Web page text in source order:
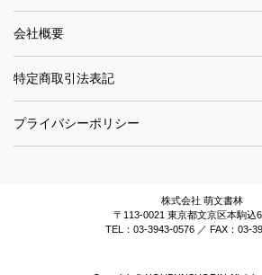
会社概要
特定商取引法表記
プライバシーポリシー
株式会社 萌文書林
〒113-0021 東京都文京区本駒込
TEL：03-3943-0576 ／ FAX：03-